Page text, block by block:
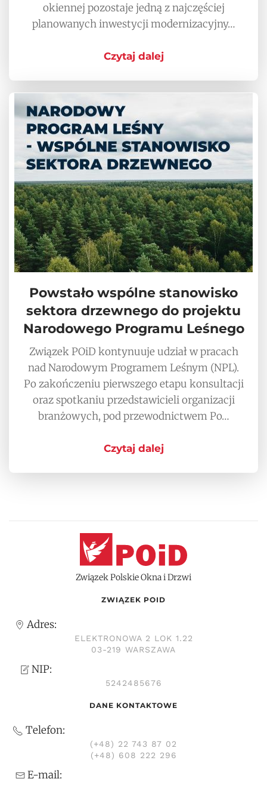
okiennej pozostaje jedną z najczęściej
planowanych inwestycji modernizacyjny…
Czytaj dalej
Powstało wspólne stanowisko
sektora drzewnego do projektu
Narodowego Programu Leśnego
Związek POiD kontynuuje udział w pracach
nad Narodowym Programem Leśnym (NPL).
Po zakończeniu pierwszego etapu konsultacji
oraz spotkaniu przedstawicieli organizacji
branżowych, pod przewodnictwem Po…
Czytaj dalej
Związek Polskie Okna i Drzwi
ZWIĄZEK POID
Adres:
ELEKTRONOWA 2 LOK 1.22
03-219 WARSZAWA
NIP:
5242485676
DANE KONTAKTOWE
Telefon:
(+48) 22 743 87 02
(+48) 608 222 296
E-mail: